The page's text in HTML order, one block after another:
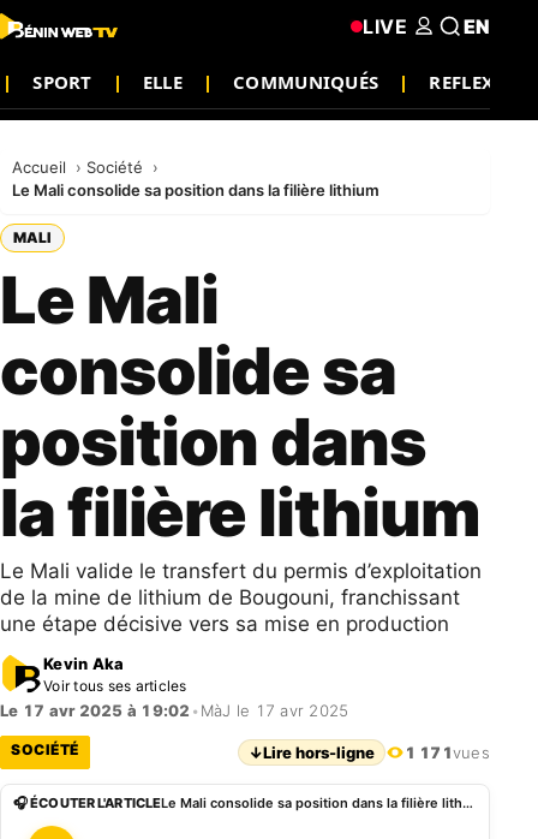
SPORT ELLE COMMUNIQUÉS REFLEXION
LIVE EN
Accueil
Société
Le Mali consolide sa position dans la filière lithium
MALI
Le Mali
consolide sa
position dans
la filière lithium
Le Mali valide le transfert du permis d’exploitation
de la mine de lithium de Bougouni, franchissant
une étape décisive vers sa mise en production
Kevin Aka
Voir tous ses articles
Le 17 avr 2025 à 19:02 • MàJ le 17 avr 2025
SOCIÉTÉ ↓Lire hors-ligne 1 171vues
🎧 ÉCOUTER L'ARTICLE Le Mali consolide sa position dans la filière lithium